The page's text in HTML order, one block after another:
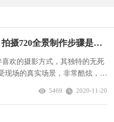
720全景制作步骤是什么？
欢的摄影方式，其独特的无死
现场的真实场景，非常酷炫，那
2020-11-20
5469